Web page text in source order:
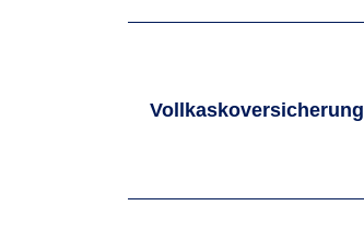
Vollkaskoversicherung